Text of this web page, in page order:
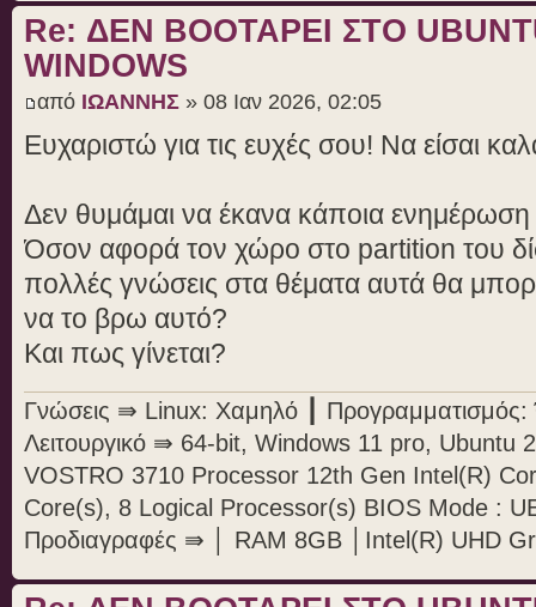
Re: ΔΕΝ BOOTAΡΕΙ ΣΤΟ
WINDOWS
από ΙΩΑΝΝΗΣ » 08 Ιαν 2026, 02:05
Ευχαριστώ για τις ευχές σου! Να είσαι
Δεν θυμάμαι να έκανα κάποια
Όσον αφορά τον χώρο στο partition του
πολλές γνώσεις στα θέματα αυτά θα
να το βρω αυτό?
Και πως γίνεται?
Γνώσεις ⇛ Linux: Χαμηλό ┃ Προγραμματισμός:
Λειτουργικό ⇛ 64-bit, Windows 11 pro, Ubuntu
VOSTRO 3710 Processor 12th Gen Intel(R)
Core(s), 8 Logical Processor(s) BIOS Mode :
Προδιαγραφές ⇛ │ RAM 8GB │Intel(R) UHD